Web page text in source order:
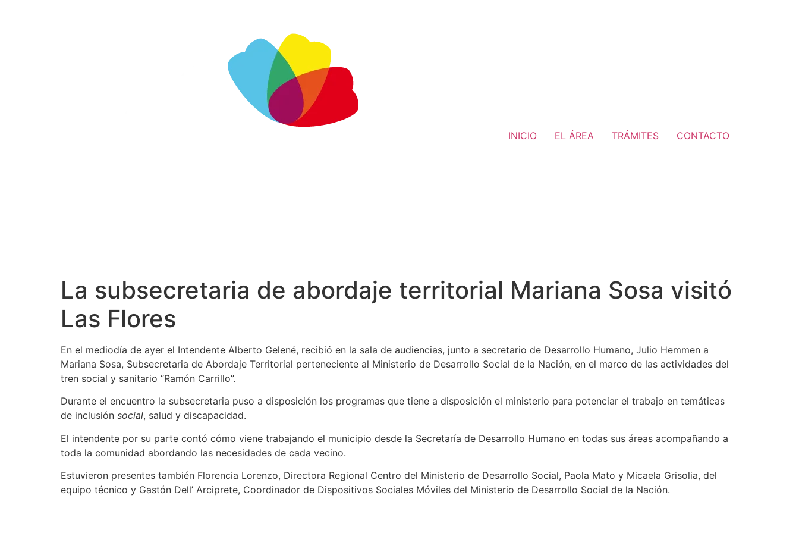
INICIO EL ÁREA TRÁMITES CONTACTO
La subsecretaria de abordaje territorial Mariana Sosa visitó
Las Flores
En el mediodía de ayer el Intendente Alberto Gelené, recibió en la sala de audiencias, junto a secretario de Desarrollo Humano, Julio Hemmen a
Mariana Sosa, Subsecretaria de Abordaje Territorial perteneciente al Ministerio de Desarrollo Social de la Nación, en el marco de las actividades del
tren social y sanitario “Ramón Carrillo”.
Durante el encuentro la subsecretaria puso a disposición los programas que tiene a disposición el ministerio para potenciar el trabajo en temáticas
de inclusión social, salud y discapacidad.
El intendente por su parte contó cómo viene trabajando el municipio desde la Secretaría de Desarrollo Humano en todas sus áreas acompañando a
toda la comunidad abordando las necesidades de cada vecino.
Estuvieron presentes también Florencia Lorenzo, Directora Regional Centro del Ministerio de Desarrollo Social, Paola Mato y Micaela Grisolia, del
equipo técnico y Gastón Dell’ Arciprete, Coordinador de Dispositivos Sociales Móviles del Ministerio de Desarrollo Social de la Nación.